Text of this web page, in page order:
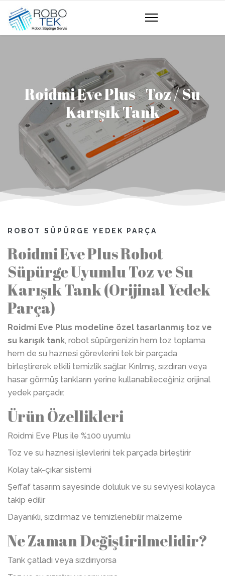
Roidmi Eve Plus - Toz / Su
Karışık Tank
ROBOT SÜPÜRGE YEDEK PARÇA
Roidmi Eve Plus Robot
Süpürge Uyumlu Toz ve Su
Karışık Tank (Orijinal Yedek
Parça)
Roidmi Eve Plus modeline özel tasarlanmış toz ve
su karışık tank, robot süpürgenizin hem toz toplama
hem de su haznesi görevlerini tek bir parçada
birleştirerek etkili temizlik sağlar. Kırılmış, sızdıran veya
hasar görmüş tankların yerine kullanabileceğiniz orijinal
yedek parçadır.
Ürün Özellikleri
Roidmi Eve Plus ile %100 uyumlu
Toz ve su haznesi işlevlerini tek parçada birleştirir
Kolay tak-çıkar sistemi
Şeffaf tasarım sayesinde doluluk ve su seviyesi kolayca
takip edilir
Dayanıklı, sızdırmaz ve temizlenebilir malzeme
Ne Zaman Değiştirilmelidir?
Tank çatladı veya sızdırıyorsa